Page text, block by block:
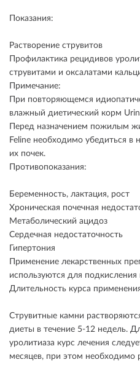
Показания:
Растворение струвитов
Профилактика рецидивов
струвитами и оксалатами
Примечание:
При повторяющемся
влажный диетический корм
Перед назначением пожилым
Feline необходимо убедиться
их почек.
Противопоказания:
Беременность, лактация, рост
Хроническая почечная
Метаболический ацидоз
Сердечная недостаточность
Гипертония
Применение лекарственных
используются для подкисления
Длительность курса
Струвитные камни
диеты в течение 5-12 недель.
уролитиаза курс лечения
месяцев, при этом необходимо